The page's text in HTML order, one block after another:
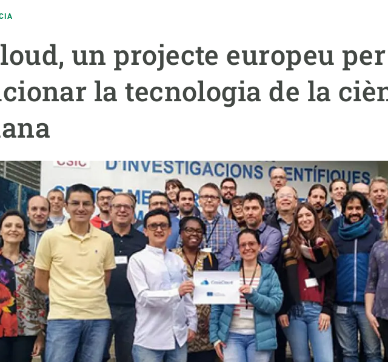
un projecte europeu
la tecnologia de la
Biodiversitat
Canvi global
Funcionament dels ecosistemes
Temes transversals
Synthesis Actions
Solucions
Innovació
Política i gestió
Oportunitats acadèmiques
Demana la teva MSCA-PF
Demana la teva beca ERC
Programa de màsters i doctorat
Un lloc on créixer
Desenvolupament de carrera
Seminaris i activitats internes
T’oferim formació
Fes